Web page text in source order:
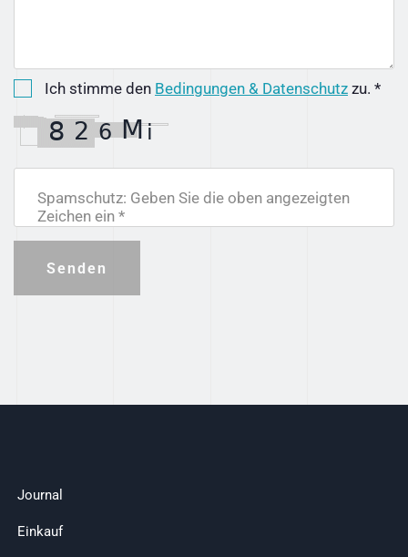
Ich stimme den Bedingungen & Datenschutz zu. *
Spamschutz: Geben Sie die oben angezeigten
Zeichen ein *
Senden
Journal
Einkauf